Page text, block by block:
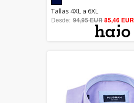
5.00
out of 5
Tallas 4XL a 6XL
Desde: 94,95 EUR85,46 EUR